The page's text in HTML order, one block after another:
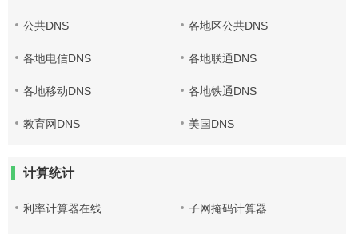
公共DNS 各地区公共DNS
各地电信DNS 各地联通DNS
各地移动DNS 各地铁通DNS
教育网DNS 美国DNS
计算统计
利率计算器在线 子网掩码计算器